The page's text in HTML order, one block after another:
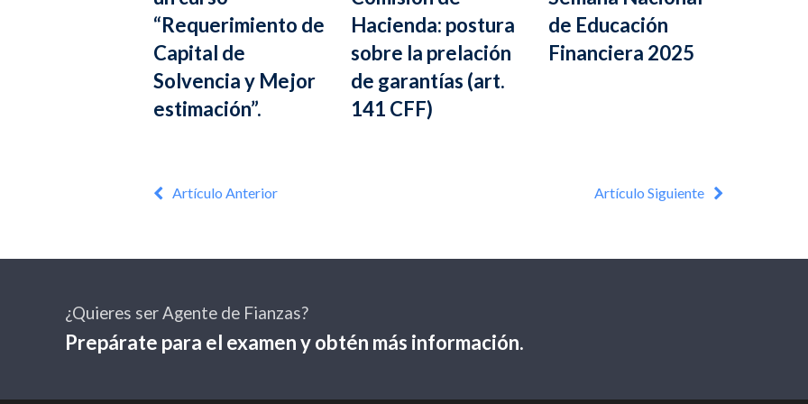
“Requerimiento de
Capital de
Solvencia y Mejor
estimación”.
Hacienda: postura
sobre la prelación
de garantías (art.
141 CFF)
de Educación
Financiera 2025
Artículo Anterior Artículo Siguiente
¿Quieres ser Agente de Fianzas?
Prepárate para el examen y obtén más información.